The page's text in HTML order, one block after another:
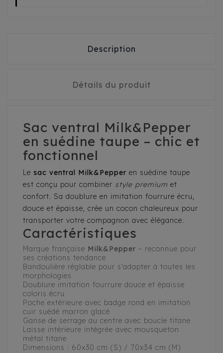
Description
Détails du produit
Sac ventral Milk&Pepper
en suédine taupe – chic et
fonctionnel
Le sac ventral Milk&Pepper en suédine taupe
est conçu pour combiner style premium et
confort. Sa doublure en imitation fourrure écru,
douce et épaisse, crée un cocon chaleureux pour
transporter votre compagnon avec élégance.
Caractéristiques
Marque française Milk&Pepper – reconnue pour
ses créations tendance
Bandoulière réglable pour s’adapter à toutes les
morphologies
Doublure imitation fourrure douce et épaisse
coloris écru
Poche extérieure avec badge rond en imitation
cuir suédé marron glacé
Ganse de serrage au centre avec boucle titane
Laisse intérieure intégrée avec mousqueton
métal titane
Dimensions : 60x30 cm (S) / 70x34 cm (M)